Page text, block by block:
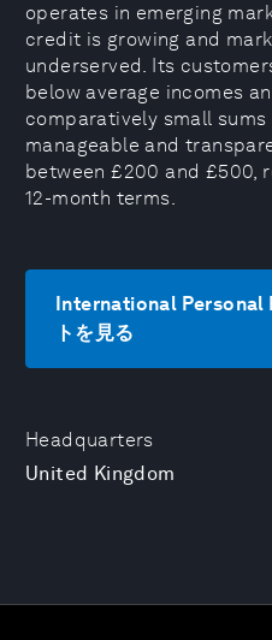
Headquarters
United Kingdom
operates in emerging
credit is growing and
underserved. Its
below average incomes
comparatively small
manageable and
between £200 and £500,
12-month terms.
International Personal
トを見る